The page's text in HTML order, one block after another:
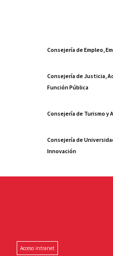
Consejería de Empleo,
Consejería de Justicia,
Función Pública
Consejería de Turismo y
Consejería de
Innovación
Acceso intranet